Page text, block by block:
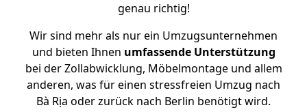
genau richtig!
Wir sind mehr als nur ein Umzugsunternehmen
und bieten Ihnen umfassende Unterstützung
bei der Zollabwicklung, Möbelmontage und allem
anderen, was für einen stressfreien Umzug nach
Bà Rịa oder zurück nach Berlin benötigt wird.